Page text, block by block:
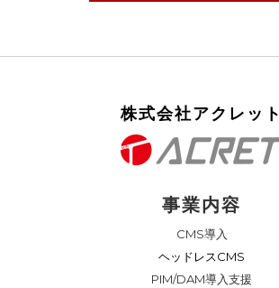
株式会社アクレット
事業内容
CMS導入
ヘッドレスCMS
PIM/DAM導入支援